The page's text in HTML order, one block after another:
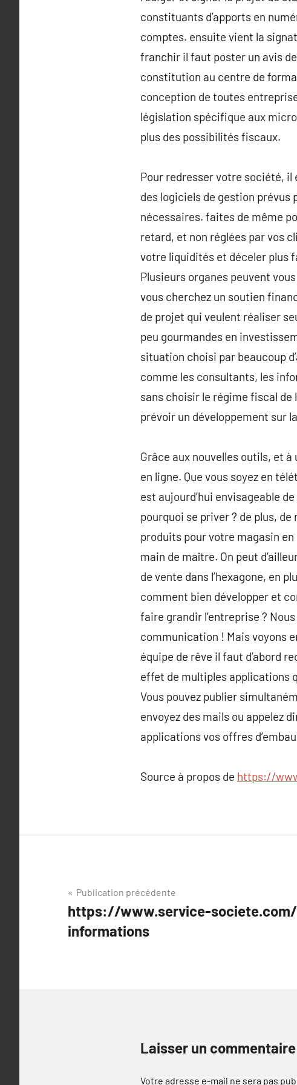
constituants d’apports en
comptes. ensuite vient la
franchir il faut poster un avis
constitution au centre de
conception de toutes
législation spécifique aux
plus des possibilités fiscaux.
Pour redresser votre société,
des logiciels de gestion prévus
nécessaires. faites de même
retard, et non réglées par vos
votre liquidités et déceler plus
Plusieurs organes peuvent
vous cherchez un soutien
de projet qui veulent réaliser
peu gourmandes en
situation choisi par beaucoup
comme les consultants, les
sans choisir le régime fiscal de
prévoir un développement sur
Grâce aux nouvelles outils, et
en ligne. Que vous soyez en
est aujourd’hui envisageable
pourquoi se priver ? de plus,
produits pour votre magasin
main de maître. On peut
de vente dans l’hexagone, en
comment bien développer et
faire grandir l’entreprise ?
communication ! Mais voyons
équipe de rêve il faut d’abord
effet de multiples applications
Vous pouvez publier
envoyez des mails ou appelez
applications vos offres
Source à propos de https://
Navigation
de
l’article
Publication précédente
https://www.service-societe.com/
informations
Laisser un commentaire
Votre adresse e-mail ne sera pas